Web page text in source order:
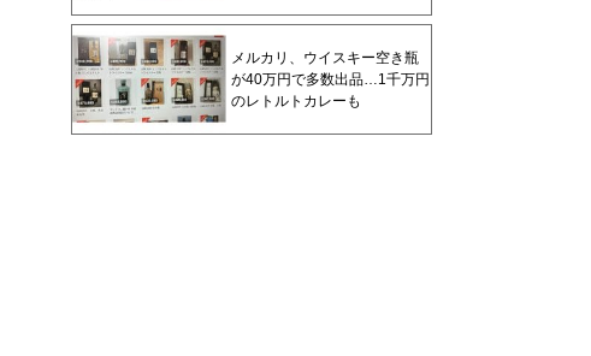
メルカリ、ウイスキー空き瓶
が40万円で多数出品…1千万円
のレトルトカレーも